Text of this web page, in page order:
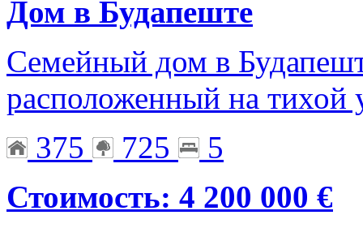
Дом в Будапеште
Семейный дом в
расположенный на тихой
375
725
5
Стоимость: 4 200 000 €